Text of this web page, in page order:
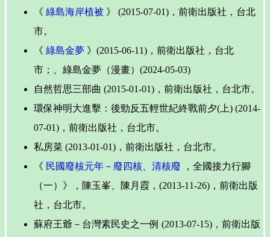
《 綠島海岸植被 》 (2015-07-01)，前衛出版社，台北
市。
《 綠島金夢 》(2015-06-11)，前衛出版社，台北
市；、綠島金夢（漫畫）(2024-05-03)
自然哲思三部曲 (2015-01-01)，前衛出版社，台北市。
環保神明大進擊：後勁反五輕世紀終戰前夕(上) (2014-
07-01)，前衛出版社，台北市。
私房菜 (2013-01-01)，前衛出版社，台北市。
《 民國廢核元年－廢四核、清核廢 ，全國接力行腳
（一）》，陳玉峯、陳月霞，(2013-11-26)，前衛出版
社，台北市。
蘇府王爺－台灣素民史之一例 (2013-07-15)，前衛出版